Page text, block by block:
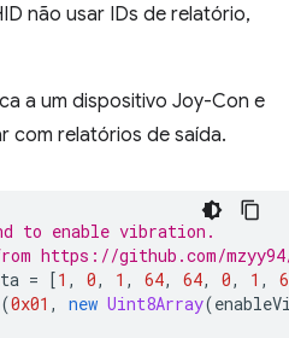
não usar IDs de relatório,
a um dispositivo Joy-Con e
com relatórios de saída.
to enable vibration.
https://github.com/
= [1 , 0, 1 , 64, 64, 0, 1 ,
(0x01 , new Uint8Array(